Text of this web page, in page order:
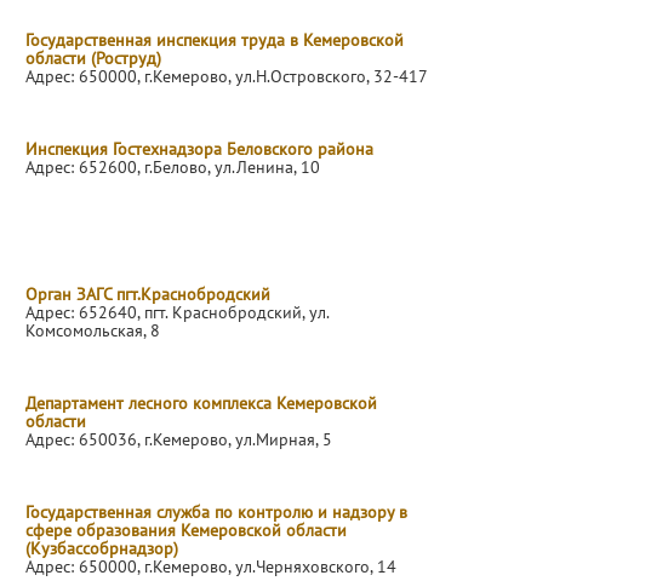
Государственная инспекция труда в Кемеровской
области (Роструд)
Адрес: 650000, г.Кемерово, ул.Н.Островского, 32-417
Инспекция Гостехнадзора Беловского района
Адрес: 652600, г.Белово, ул.Ленина, 10
Орган ЗАГС пгт.Краснобродский
Адрес: 652640, пгт. Краснобродский, ул.
Комсомольская, 8
Департамент лесного комплекса Кемеровской
области
Адрес: 650036, г.Кемерово, ул.Мирная, 5
Государственная служба по контролю и надзору в
сфере образования Кемеровской области
(Кузбассобрнадзор)
Адрес: 650000, г.Кемерово, ул.Черняховского, 14